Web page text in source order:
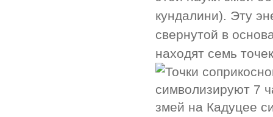
кундалини). Эту
свернутой в
находят семь
змей на Кадуцее